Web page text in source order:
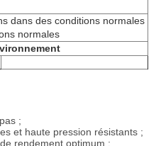
dans des conditions normales
normales
;
et haute pression résistants ;
rendement optimum ;